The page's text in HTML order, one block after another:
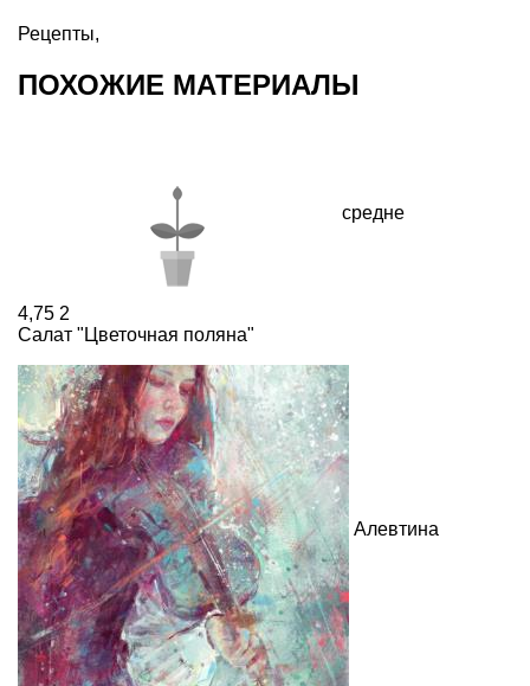
Рецепты,
ПОХОЖИЕ МАТЕРИАЛЫ
средне
4,75 2
Салат "Цветочная поляна"
Алевтина